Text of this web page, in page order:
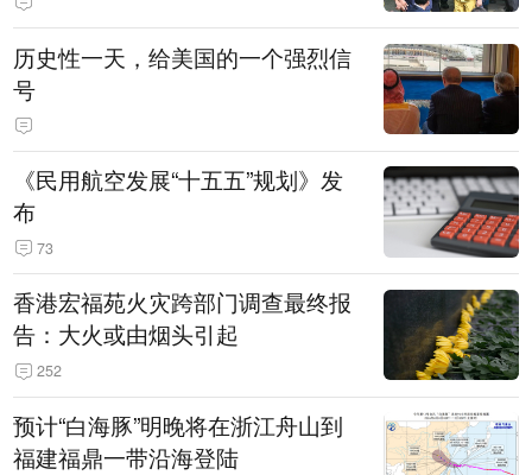
历史性一天，给美国的一个强烈信
号
《民用航空发展“十五五”规划》发
布
73
香港宏福苑火灾跨部门调查最终报
告：大火或由烟头引起
252
预计“白海豚”明晚将在浙江舟山到
福建福鼎一带沿海登陆